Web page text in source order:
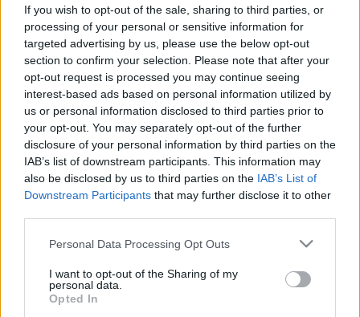
If you wish to opt-out of the sale, sharing to third parties, or
processing of your personal or sensitive information for
targeted advertising by us, please use the below opt-out
section to confirm your selection. Please note that after your
opt-out request is processed you may continue seeing
interest-based ads based on personal information utilized by
us or personal information disclosed to third parties prior to
your opt-out. You may separately opt-out of the further
disclosure of your personal information by third parties on the
IAB’s list of downstream participants. This information may
also be disclosed by us to third parties on the IAB’s List of
Downstream Participants that may further disclose it to other
Please note that this website/app uses one or more Google
not limited to your visit or usage behaviour. You may click to
grant or deny consent to Google and its third-party tags to
use your data for below specified purposes in below Google
Personal Data Processing Opt Outs
I want to opt-out of the Sharing of my
personal data.
Opted In
lehet a bőre